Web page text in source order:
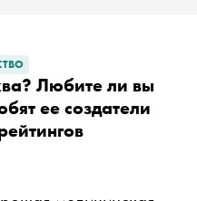
Любите ли вы
ее создатели